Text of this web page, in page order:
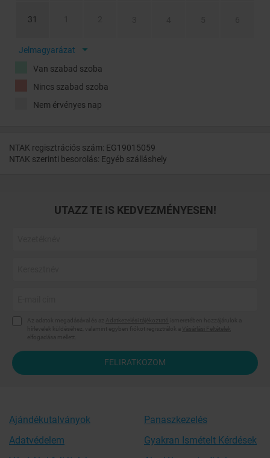
31
Jelmagyarázat
Van szabad szoba
Nincs szabad szoba
Nem érvényes nap
NTAK regisztrációs szám: EG19015059
NTAK szerinti besorolás: Egyéb szálláshely
UTAZZ TE IS KEDVEZMÉNYESEN!
FELIRATKOZOM
Ajándékutalványok
Adatvédelem
Panaszkezelés
Gyakran Ismételt Kérdések